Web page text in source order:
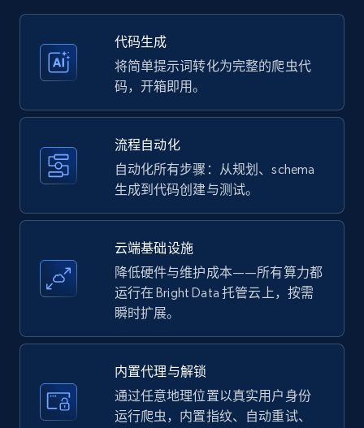
Amazon products - Collects products by
Title, Seller name, Brand, Description, Initial
price, Currency, Availability, Reviews count, and
Amazon products - find products by using
upc numbers
price, Currency, Availability, Reviews count, and
more.
代码生成
将简单提示词转化为完整的爬虫代
码，开箱即用。
流程自动化
自动化所有步骤：从规划、schema
生成到代码创建与测试。
云端基础设施
降低硬件与维护成本——所有算力都
运行在 Bright Data 托管云上，按需
瞬时扩展。
内置代理与解锁
通过任意地理位置以真实用户身份
运行爬虫，内置指纹、自动重试、